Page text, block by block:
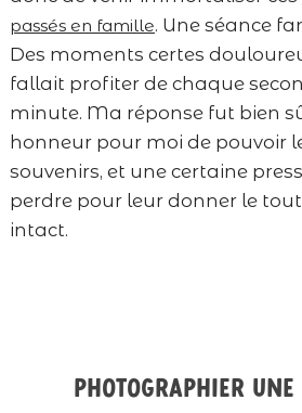
passés en famille. Une séance
Des moments certes
fallait profiter de chaque
minute. Ma réponse fut bien
honneur pour moi de pouvoir
souvenirs, et une certaine
perdre pour leur donner le
intact.
Photographier